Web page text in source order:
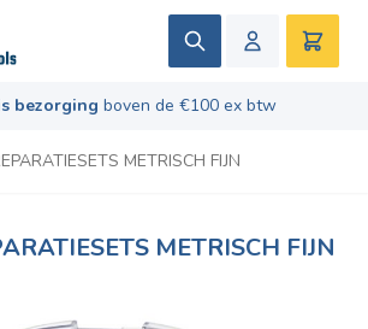
Zoek
bezorging boven de €100 ex btw
9.5/10- Gebaseerd op 669 recensies
METRISCH FIJN
METRISCH FIJN